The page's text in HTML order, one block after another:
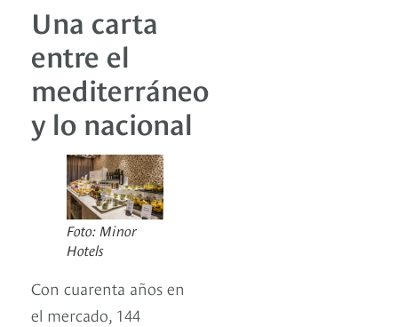
Una carta
entre el
mediterráneo
y lo nacional
Foto: Minor
Hotels
Con cuarenta años en
el mercado, 144